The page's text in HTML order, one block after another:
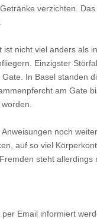
verzichten.
ist nicht viel anders als
Einzigster
In Basel standen
am Gate
noch weiter
auf so viel
steht allerdings
Email informiert